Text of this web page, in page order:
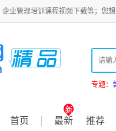
业管理培训课程视频下载等；您
专题：
首页 最新 推荐